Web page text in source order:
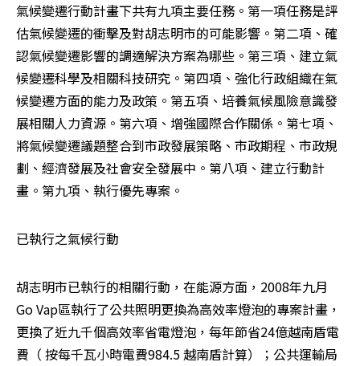
氣候變遷行動計畫下共有九項主要任務。第一項任務是評
估氣候變遷的衝擊及對胡志明市的可能影響。第二項、確
認氣候變遷影響的調適解決方案為哪些。第三項、建立氣
候變遷科學及相關科技研究。第四項、強化行政組織在氣
候變遷方面的能力及政策。第五項、培養氣候風險意識發
展相關人力資源。第六項、增強國際合作關係。第七項、
將氣候變遷議題整合到市政發展策略、市政期程、市政規
劃、經濟發展及社會安全發展中。第八項、建立行動計
畫。第九項、執行優先專案。
已執行之氣候行動
胡志明市已執行的相關行動，在能源方面，2008年九月
Go Vap區執行了公共照明更換為高效率燈泡的專案計畫，
更換了近九千個高效率省電燈泡，每年節省24億越南盾電
費（ 按每千瓦小時電費984.5 越南盾計算）；公共運輸局